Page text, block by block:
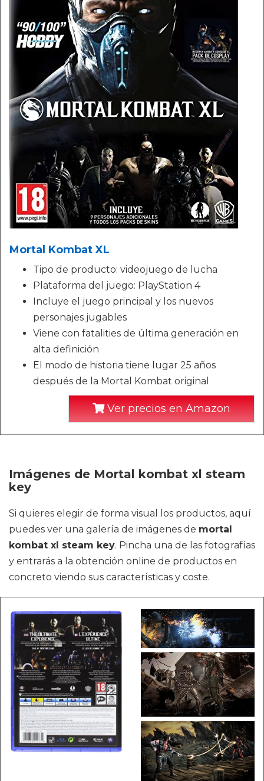
Mortal Kombat XL
Tipo de producto: videojuego de lucha
Plataforma del juego: PlayStation 4
Incluye el juego principal y los nuevos
personajes jugables
Viene con fatalities de última generación en
alta definición
El modo de historia tiene lugar 25 años
después de la Mortal Kombat original
Ver precios en Amazon
Imágenes de Mortal kombat xl steam
key
Si quieres elegir de forma visual los productos, aquí
puedes ver una galería de imágenes de mortal
kombat xl steam key. Pincha una de las fotografías
y entrarás a la obtención online de productos en
concreto viendo sus características y coste.